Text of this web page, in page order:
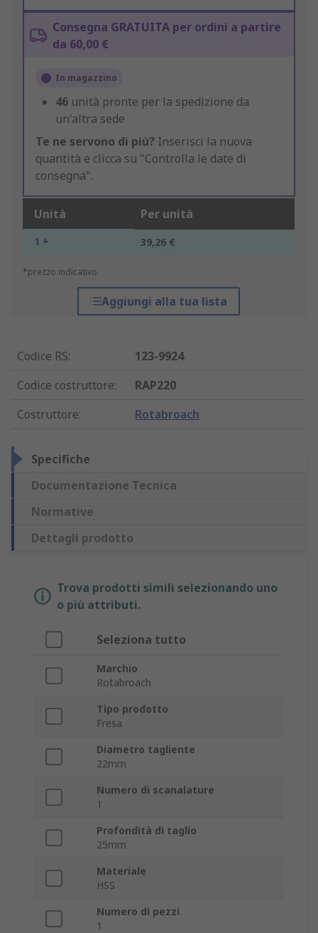
Consegna GRATUITA per ordini a partire
da 60,00 €
In magazzino
46 unità pronte per la spedizione da
un'altra sede
Te ne servono di più? Inserisci la nuova
quantità e clicca su "Controlla le date di
consegna".
Unità Per unità
1 + 39,26 €
*prezzo indicativo
Aggiungi alla tua lista
Codice RS:
123-9924
Codice costruttore:
RAP220
Costruttore: Rotabroach
Specifiche
Documentazione Tecnica
Normative
Dettagli prodotto
Trova prodotti simili selezionando uno
o più attributi.
Seleziona tutto
Marchio
Rotabroach
Tipo prodotto
Fresa
Diametro tagliente
22mm
Numero di scanalature
1
Profondità di taglio
25mm
Materiale
HSS
Numero di pezzi
1